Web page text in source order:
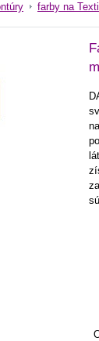
farby na Textil